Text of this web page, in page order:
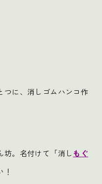
つに、消しゴムハンコ作
坊。名付けて「消し もぐ